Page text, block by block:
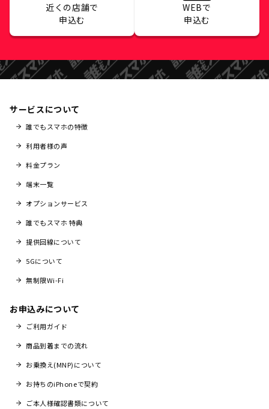
近くの店舗で
申込む
WEBで
申込む
サービスについて
誰でもスマホの特徴
利用者様の声
料金プラン
端末一覧
オプションサービス
誰でもスマホ 特典
提供回線について
5Gについて
無制限Wi-Fi
お申込みについて
ご利用ガイド
商品到着までの流れ
お乗換え(MNP)について
お持ちのiPhoneで契約
ご本人様確認書類について